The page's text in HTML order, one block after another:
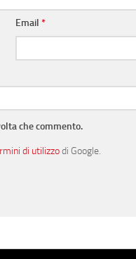
Email*
che commento.
di utilizzodi Google.